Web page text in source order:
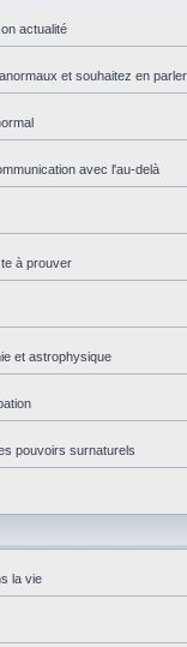
actualité
et souhaitez en
avec l'au-delà
à prouver
et astrophysique
pouvoirs surnaturels
la vie